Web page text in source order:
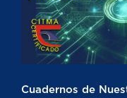
Cuadernos de